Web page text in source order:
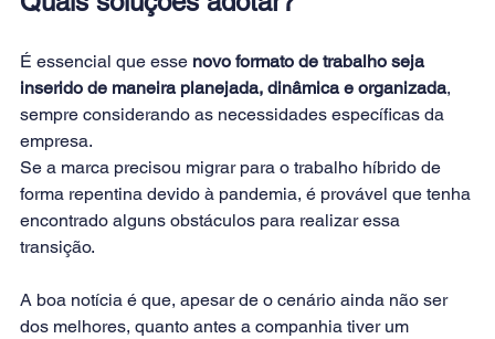
É essencial que esse novo formato de trabalho seja
inserido de maneira planejada, dinâmica e organizada,
sempre considerando as necessidades específicas da
empresa.
Se a marca precisou migrar para o trabalho híbrido de
forma repentina devido à pandemia, é provável que tenha
encontrado alguns obstáculos para realizar essa
transição.
A boa notícia é que, apesar de o cenário ainda não ser
dos melhores, quanto antes a companhia tiver um